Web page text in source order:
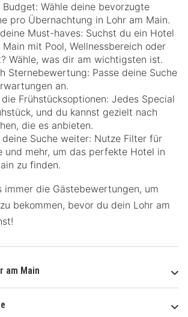
Budget: Wähle deine bevorzugte
pro Übernachtung in Lohr am Main.
Must-haves: Suchst du ein Hotel
Main mit Pool, Wellnessbereich oder
Wähle, was dir am wichtigsten ist.
Sternebewertung: Passe deine Suche
an.
Frühstücksoptionen: Jedes Special
und du kannst gezielt nach
die es anbieten.
Suche weiter: Nutze Filter für
und mehr, um das perfekte Hotel in
zu finden.
immer die Gästebewertungen, um
bekommen, bevor du dein Lohr am
am Main